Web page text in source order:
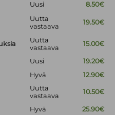
Uusi
8.50€
Uutta
vastaava
19.50€
Uutta
vastaava
15.00€
Uusi
19.20€
Hyvä 12.90€
Uutta
vastaava
10.50€
Hyvä 25.90€